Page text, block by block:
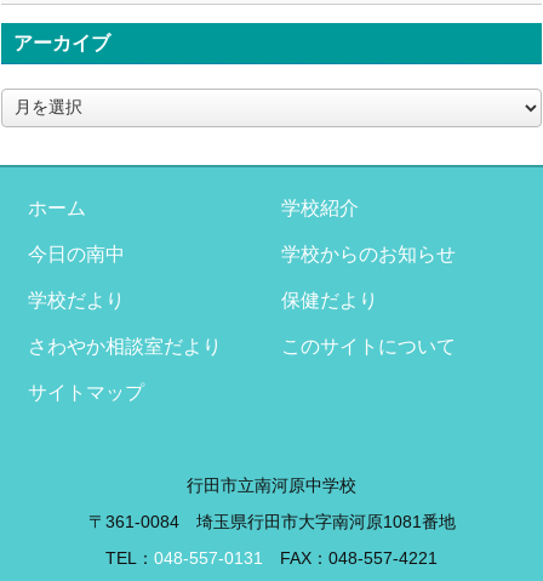
アーカイブ
ア
ー
イ
ホーム 学校紹介
今日の南中 学校からのお知らせ
学校だより 保健だより
さわやか相談室だより このサイトについて
サイトマップ
行田市立南河原中学校
〒361-0084 埼玉県行田市大字南河原1081番地
TEL： 048-557-0131 FAX：048-557-4221